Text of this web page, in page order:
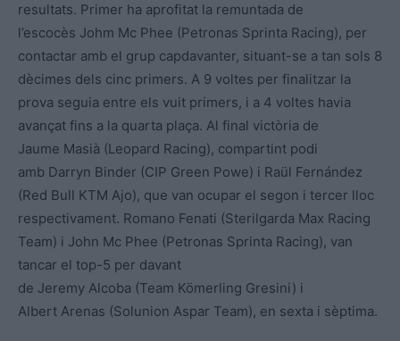
resultats. Primer ha aprofitat la remuntada de
l’escocès Johm Mc Phee (Petronas Sprinta Racing), per
contactar amb el grup capdavanter, situant-se a tan sols 8
dècimes dels cinc primers. A 9 voltes per finalitzar la
prova seguia entre els vuit primers, i a 4 voltes havia
avançat fins a la quarta plaça. Al final victòria de
Jaume Masià (Leopard Racing), compartint podi
amb Darryn Binder (CIP Green Powe) i Raül Fernández
(Red Bull KTM Ajo), que van ocupar el segon i tercer lloc
respectivament. Romano Fenati (Sterilgarda Max Racing
Team) i John Mc Phee (Petronas Sprinta Racing), van
tancar el top-5 per davant
de Jeremy Alcoba (Team Kömerling Gresini) i
Albert Arenas (Solunion Aspar Team), en sexta i sèptima.